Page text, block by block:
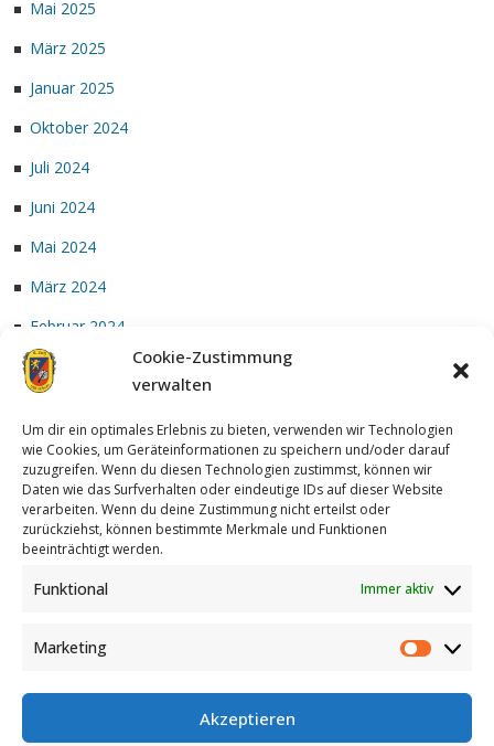
Cookie-Zustimmung
verwalten
Um dir ein optimales Erlebnis zu bieten, verwenden wir Technologien
wie Cookies, um Geräteinformationen zu speichern und/oder darauf
zuzugreifen. Wenn du diesen Technologien zustimmst, können wir
Daten wie das Surfverhalten oder eindeutige IDs auf dieser Website
verarbeiten. Wenn du deine Zustimmung nicht erteilst oder
zurückziehst, können bestimmte Merkmale und Funktionen
beeinträchtigt werden.
Funktional Immer aktiv
Marketing
Akzeptieren
Mai 2025
März 2025
Januar 2025
Oktober 2024
Juli 2024
Juni 2024
Mai 2024
März 2024
Februar 2024
Januar 2024
Achterzug| Designed by: